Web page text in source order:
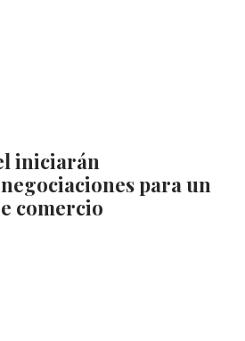
iniciarán
para un
comercio